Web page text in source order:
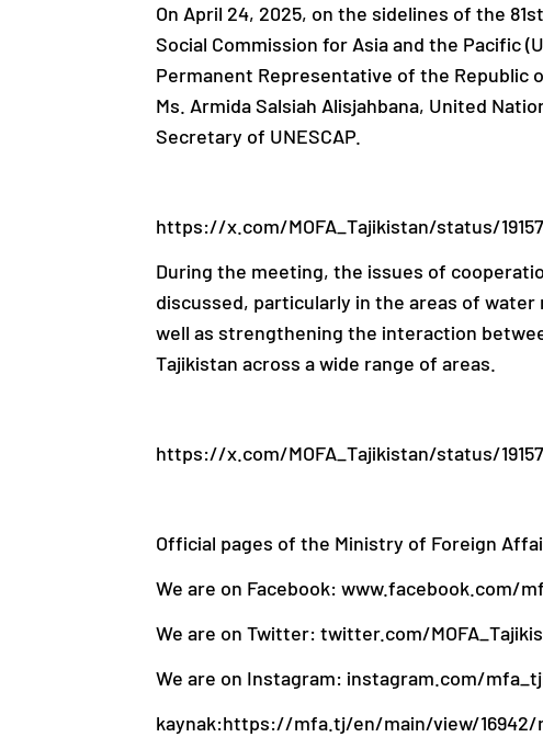
On April 24, 2025, on the sidelines of the
Social Commission for Asia and the Pacific
Permanent Representative of the Republic
Ms. Armida Salsiah Alisjahbana, United
Secretary of UNESCAP.
https://x.com/MOFA_Tajikistan/status/
During the meeting, the issues of
discussed, particularly in the areas of
well as strengthening the interaction
Tajikistan across a wide range of areas.
https://x.com/MOFA_Tajikistan/status/
Official pages of the Ministry of Foreign
We are on Facebook: www.facebook.com/
We are on Twitter: twitter.com/
We are on Instagram: instagram.com/
kaynak:https://mfa.tj/en/main/view/